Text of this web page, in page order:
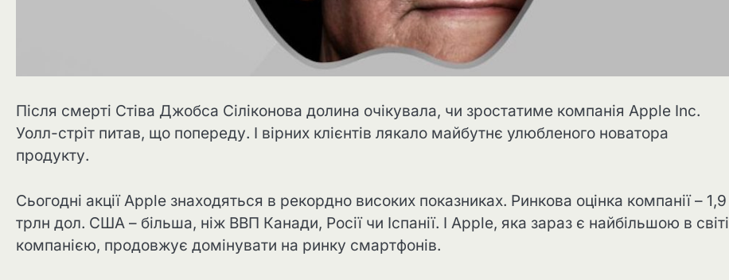
Після смерті Стіва Джобса Сіліконова долина очікувала, чи зростатиме компанія Apple Inc.
Уолл-стріт питав, що попереду. І вірних клієнтів лякало майбутнє улюбленого новатора
продукту.
Сьогодні акції Apple знаходяться в рекордно високих показниках. Ринкова оцінка компанії – 1,9
трлн дол. США – більша, ніж ВВП Канади, Росії чи Іспанії. І Apple, яка зараз є найбільшою в світі
компанією, продовжує домінувати на ринку смартфонів.